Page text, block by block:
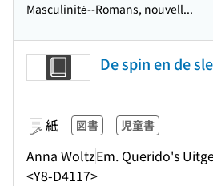
Masculinité--Romans, nouvell...
De spin en de
紙 図書 児童書
Anna WoltzEm. Querido's
<Y8-D4117>